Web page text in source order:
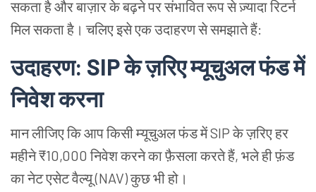
सकता है और बाज़ार के बढ़ने पर संभावित रूप से ज़्यादा रिटर्न
मिल सकता है। चलिए इसे एक उदाहरण से समझाते हैं:
उदाहरण: SIP के ज़रिए म्यूचुअल फंड में
निवेश करना
मान लीजिए कि आप किसी म्यूचुअल फंड में SIP के ज़रिए हर
महीने ₹10,000 निवेश करने का फ़ैसला करते हैं, भले ही फ़ंड
का नेट एसेट वैल्यू (NAV) कुछ भी हो।